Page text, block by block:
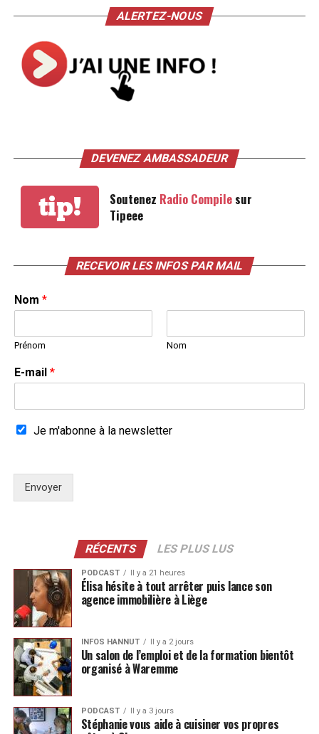
ALERTEZ-NOUS
DEVENEZ AMBASSADEUR
tip! Soutenez Radio Compilesur
Tipeee
RECEVOIR LES INFOS PAR MAIL
Nom *
Prénom Nom
E-mail *
Je m'abonne à la newsletter
Envoyer
RÉCENTS LES PLUS LUS
PODCAST Il y a 21 heures
Élisa hésite à tout arrêter puis lance son
agence immobilière à Liège
INFOS HANNUT Il y a 2 jours
Un salon de l’emploi et de la formation bientôt
organisé à Waremme
PODCAST Il y a 3 jours
Stéphanie vous aide à cuisiner vos propres